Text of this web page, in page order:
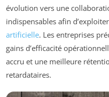
évolution vers une
indispensables afin
artificielle. Les entreprises
gains d’efficacité
accru et une meilleure
retardataires.